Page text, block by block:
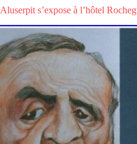
Peinture
Aluserpit s’expose à l’hôtel